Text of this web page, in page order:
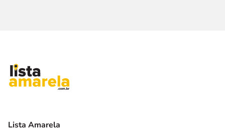
Lista Amarela